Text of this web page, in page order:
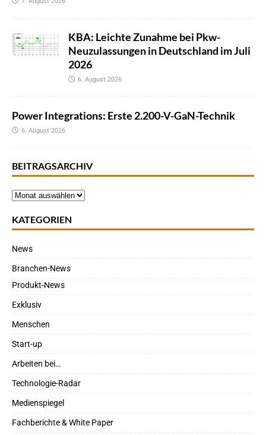
KBA: Leichte Zunahme bei Pkw-
Neuzulassungen in Deutschland im Juli
2026
6. August 2026
Power Integrations: Erste 2.200-V-GaN-Technik
6. August 2026
BEITRAGSARCHIV
KATEGORIEN
News
Branchen-News
Produkt-News
Exklusiv
Menschen
Start-up
Arbeiten bei…
Technologie-Radar
Medienspiegel
Fachberichte & White Paper